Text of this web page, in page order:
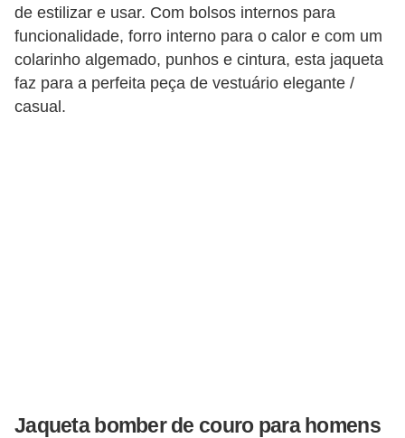
de estilizar e usar. Com bolsos internos para
funcionalidade, forro interno para o calor e com um
colarinho algemado, punhos e cintura, esta jaqueta
faz para a perfeita peça de vestuário elegante /
casual.
Jaqueta bomber de couro para homens
S
a
d